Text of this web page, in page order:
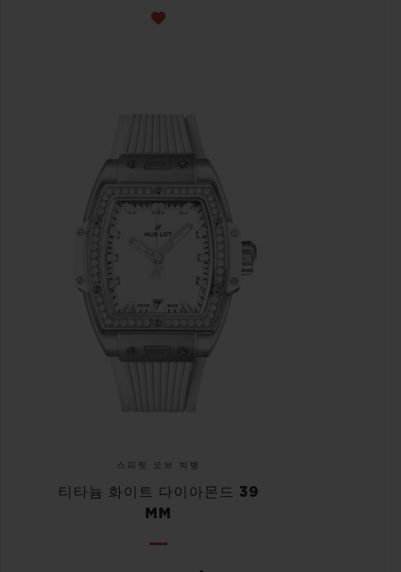
스피릿 오브 빅뱅
티타늄 화이트 다이아몬드 39
MM